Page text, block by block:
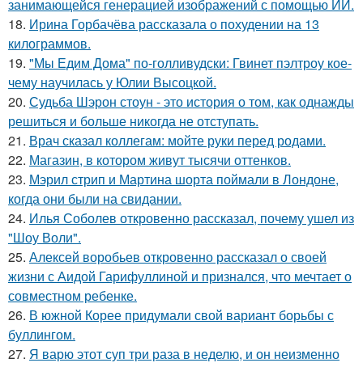
занимающейся генерацией изображений с помощью ИИ.
18. Ирина Горбачёва рассказала о похудении на 13
килограммов.
19. "Мы Едим Дома" по-голливудски: Гвинет пэлтроу кое-
чему научилась у Юлии Высоцкой.
20. Судьба Шэрон стоун - это история о том, как однажды
решиться и больше никогда не отступать.
21. Врач сказал коллегам: мойте руки перед родами.
22. Магазин, в котором живут тысячи оттенков.
23. Мэрил стрип и Мартина шорта поймали в Лондоне,
когда они были на свидании.
24. Илья Соболев откровенно рассказал, почему ушел из
"Шоу Воли".
25. Алексей воробьев откровенно рассказал о своей
жизни с Аидой Гарифуллиной и признался, что мечтает о
совместном ребенке.
26. В южной Корее придумали свой вариант борьбы с
буллингом.
27. Я варю этот суп три раза в неделю, и он неизменно